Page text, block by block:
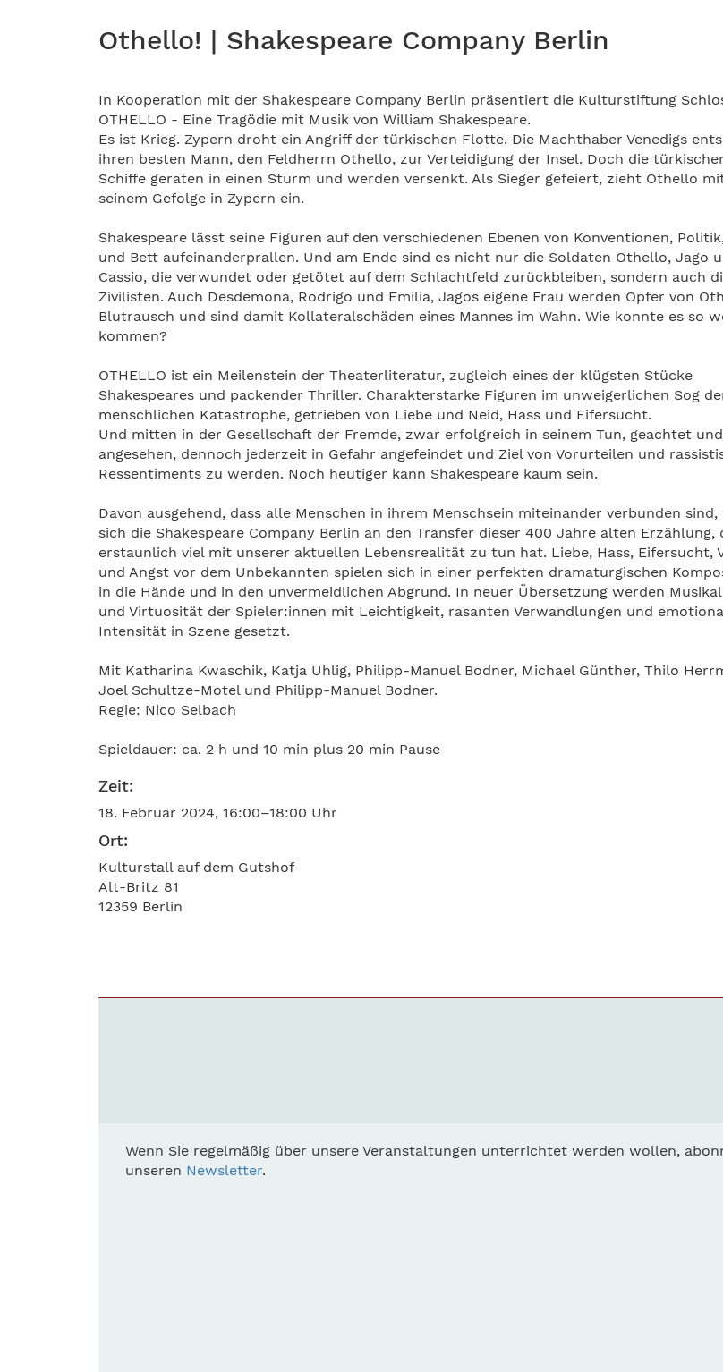
Othello! | Shakespeare Company Berlin
In Kooperation mit der Shakespeare Company Berlin präsentiert die Kulturstiftung
OTHELLO - Eine Tragödie mit Musik von William Shakespeare.
Es ist Krieg. Zypern droht ein Angriff der türkischen Flotte. Die Machthaber Venedigs
ihren besten Mann, den Feldherrn Othello, zur Verteidigung der Insel. Doch die
Schiffe geraten in einen Sturm und werden versenkt. Als Sieger gefeiert, zieht Othello
seinem Gefolge in Zypern ein.
Shakespeare lässt seine Figuren auf den verschiedenen Ebenen von Konventionen,
und Bett aufeinanderprallen. Und am Ende sind es nicht nur die Soldaten Othello, Jago
Cassio, die verwundet oder getötet auf dem Schlachtfeld zurückbleiben, sondern auch
Zivilisten. Auch Desdemona, Rodrigo und Emilia, Jagos eigene Frau werden Opfer von
Blutrausch und sind damit Kollateralschäden eines Mannes im Wahn. Wie konnte es so
kommen?
OTHELLO ist ein Meilenstein der Theaterliteratur, zugleich eines der klügsten Stücke
Shakespeares und packender Thriller. Charakterstarke Figuren im unweigerlichen Sog
menschlichen Katastrophe, getrieben von Liebe und Neid, Hass und Eifersucht.
Und mitten in der Gesellschaft der Fremde, zwar erfolgreich in seinem Tun, geachtet und
angesehen, dennoch jederzeit in Gefahr angefeindet und Ziel von Vorurteilen und
Ressentiments zu werden. Noch heutiger kann Shakespeare kaum sein.
Davon ausgehend, dass alle Menschen in ihrem Menschsein miteinander verbunden
sich die Shakespeare Company Berlin an den Transfer dieser 400 Jahre alten Erzählung,
erstaunlich viel mit unserer aktuellen Lebensrealität zu tun hat. Liebe, Hass, Eifersucht,
und Angst vor dem Unbekannten spielen sich in einer perfekten dramaturgischen
in die Hände und in den unvermeidlichen Abgrund. In neuer Übersetzung werden
und Virtuosität der Spieler:innen mit Leichtigkeit, rasanten Verwandlungen und
Intensität in Szene gesetzt.
Mit Katharina Kwaschik, Katja Uhlig, Philipp-Manuel Bodner, Michael Günther, Thilo
Joel Schultze-Motel und Philipp-Manuel Bodner.
Regie: Nico Selbach
Spieldauer: ca. 2 h und 10 min plus 20 min Pause
Zeit:
18. Februar 2024, 16:00–18:00 Uhr
Ort:
Kulturstall auf dem Gutshof
Alt-Britz 81
12359 Berlin
Wenn Sie regelmäßig über unsere Veranstaltungen unterrichtet werden wollen,
unseren Newsletter.